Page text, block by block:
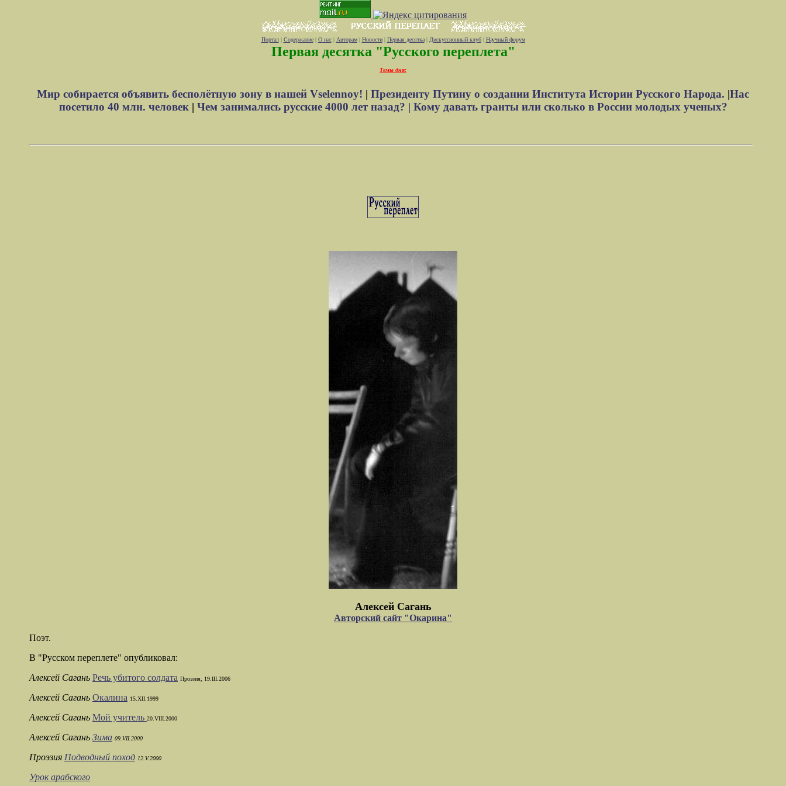
Портал| Содержание| О нас| Авторам| Новости| Первая десятка| Дискуссионный клуб| Научный форум
Первая десятка "Русского переплета"
Темы дня:
Мир собирается объявить бесполётную зону в нашей Vselennoy! | Президенту Путину о создании Института Истории Русского Народа. |Нас
посетило 40 млн. человек| Чем занимались русские 4000 лет назад? | Кому давать гранты или сколько в России молодых ученых?
Алексей Сагань
Авторский сайт "Окарина"
Поэт.
В "Русском переплете" опубликовал:
Алексей Сагань Речь убитого солдата Проэзия, 19.III.2006
Алексей Сагань Окалина 15.XII.1999
Алексей Сагань Мой учитель 20.VIII.2000
Алексей Сагань Зима 09.VII.2000
Проэзия Подводный поход 12.V.2000
Урок арабского